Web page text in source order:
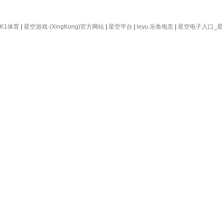
K1体育 星空游戏·(XingKong)官方网站 星空平台 leyu.乐鱼电竞 星空电子入口_